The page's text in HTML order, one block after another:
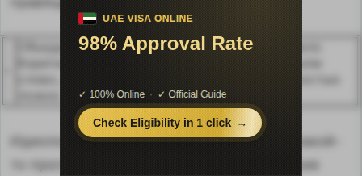
Объединяйтесь, товарищи, решительно и смело
ложно. Мао Цзэдун (май 1957)
Идеология не сводится к составлению какой-
то программы, а опреде­ляет исторические